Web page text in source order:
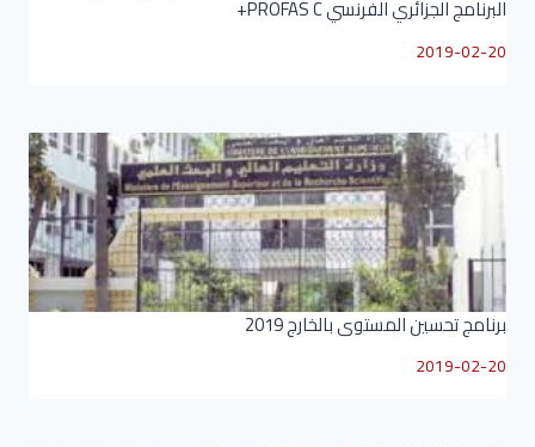
البرنامج الجزائري الفرنسي PROFAS C+
2019-02-20
برنامج تحسين المستوى بالخارج 2019
2019-02-20